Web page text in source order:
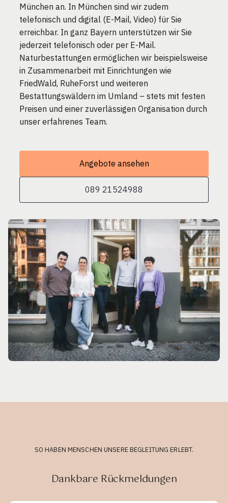
München an. In München sind wir zudem
telefonisch und digital (E-Mail, Video) für Sie
erreichbar. In ganz Bayern unterstützen wir Sie
jederzeit telefonisch oder per E-Mail.
Naturbestattungen ermöglichen wir beispielsweise
in Zusammenarbeit mit Einrichtungen wie
FriedWald, RuheForst und weiteren
Bestattungswäldern im Umland – stets mit festen
Preisen und einer zuverlässigen Organisation durch
unser erfahrenes Team.
Angebote ansehen
089 21524988
SO HABEN MENSCHEN UNSERE BEGLEITUNG ERLEBT.
Dankbare Rückmeldungen